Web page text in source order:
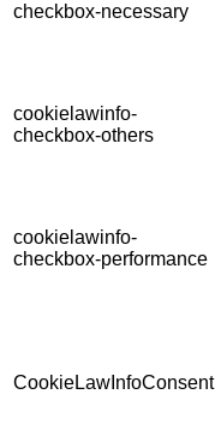
checkbox-necessary
cookielawinfo-
checkbox-others
cookielawinfo-
checkbox-performance
CookieLawInfoConsent